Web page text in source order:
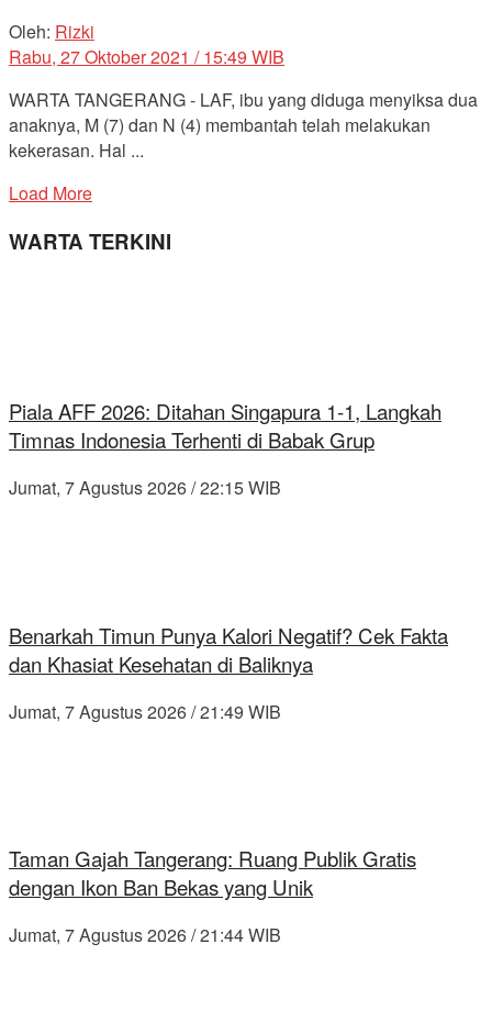
Oleh: Rizki
Rabu, 27 Oktober 2021 / 15:49 WIB
WARTA TANGERANG - LAF, ibu yang diduga menyiksa dua
anaknya, M (7) dan N (4) membantah telah melakukan
kekerasan. Hal ...
Load More
WARTA TERKINI
Piala AFF 2026: Ditahan Singapura 1-1, Langkah
Timnas Indonesia Terhenti di Babak Grup
Jumat, 7 Agustus 2026 / 22:15 WIB
Benarkah Timun Punya Kalori Negatif? Cek Fakta
dan Khasiat Kesehatan di Baliknya
Jumat, 7 Agustus 2026 / 21:49 WIB
Taman Gajah Tangerang: Ruang Publik Gratis
dengan Ikon Ban Bekas yang Unik
Jumat, 7 Agustus 2026 / 21:44 WIB